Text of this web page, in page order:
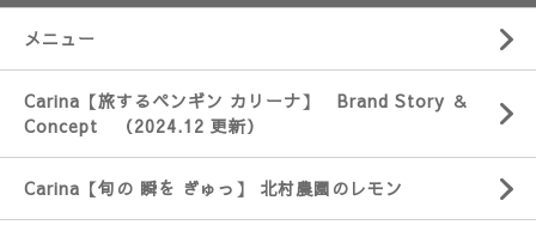
メニュー
Carina【旅するペンギン カリーナ】 Brand Story ＆
Concept （2024.12 更新）
Carina【旬の 瞬を ぎゅっ】 北村農園のレモン